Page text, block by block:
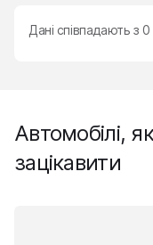
Дані співпадають з0
Автомобілі, які можуть Тебе
зацікавити